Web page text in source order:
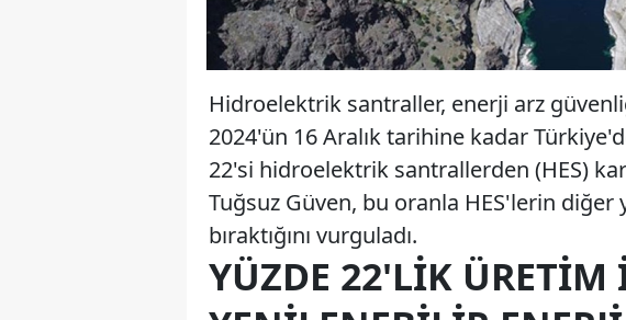
Hidroelektrik santraller, enerji arz
2024'ün 16 Aralık tarihine kadar
22'si hidroelektrik santrallerden (HES)
Tuğsuz Güven, bu oranla HES'lerin
bıraktığını vurguladı.
YÜZDE 22'LIK ÜRETIM